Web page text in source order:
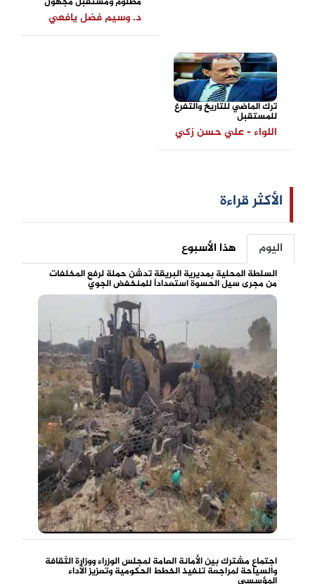
د. وسيم فضل يافعي
ترك الماضي للتاريخ والتفرغ
للمستقبل
اللواء - علي حسن زكي
الأكثر قراءة
اليوم هذا الأسبوع
السلطة المحلية بمديرية البريقة تدشن حملة لرفع المخلفات
من مجرى سيل الحسوة استعداداً للمنخفض الجوي
اجتماع مشترك بين الأمانة العامة لمجلس الوزراء ووزارة الثقافة
والسياحة لمراجعة تنفيذ الخطط الحكومية وتعزيز الأداء
المؤسسي